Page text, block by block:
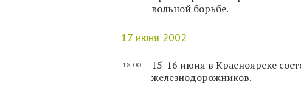
вольной борьбе.
17 июня 2002
18:00
15-16 июня в Красноярске
железнодорожников.